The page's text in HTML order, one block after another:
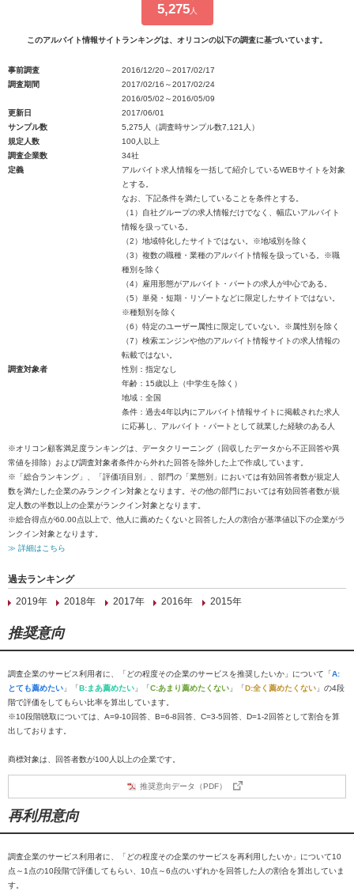
5,275人
このアルバイト情報サイトランキングは、オリコンの以下の調査に基づいています。
事前調査
2016/12/20～2017/02/17
調査期間
2017/02/16～2017/02/24
2016/05/02～2016/05/09
更新日
2017/06/01
サンプル数
5,275人（調査時サンプル数7,121人）
規定人数
100人以上
調査企業数
34社
定義
アルバイト求人情報を一括して紹介しているWEBサイトを対象
とする。
なお、下記条件を満たしていることを条件とする。
（1）自社グループの求人情報だけでなく、幅広いアルバイト
情報を扱っている。
（2）地域特化したサイトではない。※地域別を除く
（3）複数の職種・業種のアルバイト情報を扱っている。※職
種別を除く
（4）雇用形態がアルバイト・パートの求人が中心である。
（5）単発・短期・リゾートなどに限定したサイトではない。
※種類別を除く
（6）特定のユーザー属性に限定していない。※属性別を除く
（7）検索エンジンや他のアルバイト情報サイトの求人情報の
転載ではない。
調査対象者
性別：指定なし
年齢：15歳以上（中学生を除く）
地域：全国
条件：過去4年以内にアルバイト情報サイトに掲載された求人
に応募し、アルバイト・パートとして就業した経験のある人
※オリコン顧客満足度ランキングは、データクリーニング（回収したデータから不正回答や異
常値を排除）および調査対象者条件から外れた回答を除外した上で作成しています。
※「総合ランキング」、「評価項目別」、部門の「業態別」においては有効回答者数が規定人
数を満たした企業のみランクイン対象となります。その他の部門においては有効回答者数が規
定人数の半数以上の企業がランクイン対象となります。
※総合得点が60.00点以上で、他人に薦めたくないと回答した人の割合が基準値以下の企業がラ
ンクイン対象となります。
≫ 詳細はこちら
過去ランキング
2019年
2018年 2017年 2016年 2015年
推奨意向
調査企業のサービス利用者に、「どの程度その企業のサービスを推奨したいか」について「A:
とても薦めたい 」「B:まあ薦めたい 」「C:あまり薦めたくない 」「D:全く薦めたくない 」の4段
階で評価をしてもらい比率を算出しています。
※10段階聴取については、A=9-10回答、B=6-8回答、C=3-5回答、D=1-2回答として割合を算
出しております。
商標対象は、回答者数が100人以上の企業です。
推奨意向データ（PDF）
再利用意向
調査企業のサービス利用者に、「どの程度その企業のサービスを再利用したいか」について10
点～1点の10段階で評価してもらい、10点～6点のいずれかを回答した人の割合を算出していま
す。